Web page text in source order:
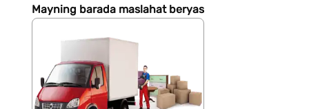
Mayning barada maslahat beryas